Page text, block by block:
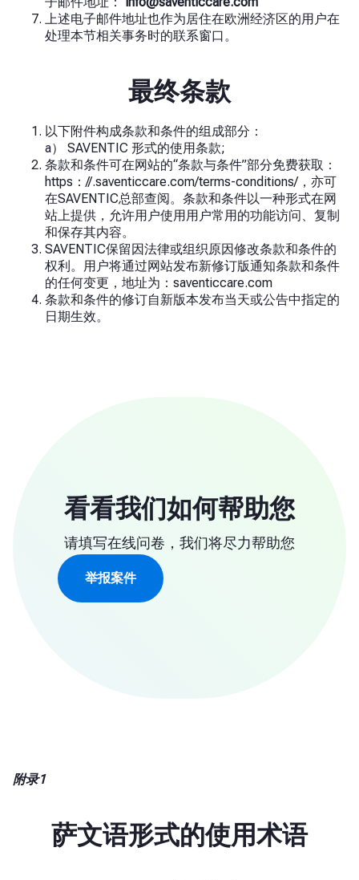
上述电子邮件地址也作为居住在欧洲经济区的用户在
处理本节相关事务时的联系窗口。
最终条款
以下附件构成条款和条件的组成部分：
a） SAVENTIC 形式的使用条款;
条款和条件可在网站的“条款与条件”部分免费获取：
https：//.saventiccare.com/terms-conditions/，亦可
在SAVENTIC总部查阅。条款和条件以一种形式在网
站上提供，允许用户使用用户常用的功能访问、复制
和保存其内容。
SAVENTIC保留因法律或组织原因修改条款和条件的
权利。用户将通过网站发布新修订版通知条款和条件
的任何变更，地址为：saventiccare.com
条款和条件的修订自新版本发布当天或公告中指定的
日期生效。
看看我们如何帮助您
请填写在线问卷，我们将尽力帮助您
举报案件
附录1
萨文语形式的使用术语